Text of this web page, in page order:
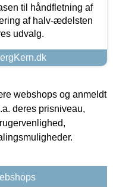
til håndfletning af
af halv-ædelsten
udvalg.
webshops og anmeldt
deres prisniveau,